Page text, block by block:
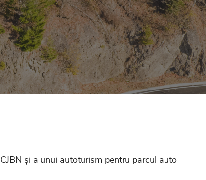
și a unui autoturism pentru parcul auto